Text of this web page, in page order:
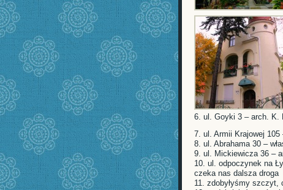
6. ul. Goyki 3 – arch. K.
7. ul. Armii Krajowej 105
8. ul. Abrahama 30 –
9. ul. Mickiewicza 36 –
10. ul. odpoczynek na
czeka nas dalsza droga
11. zdobyłyśmy szczyt,